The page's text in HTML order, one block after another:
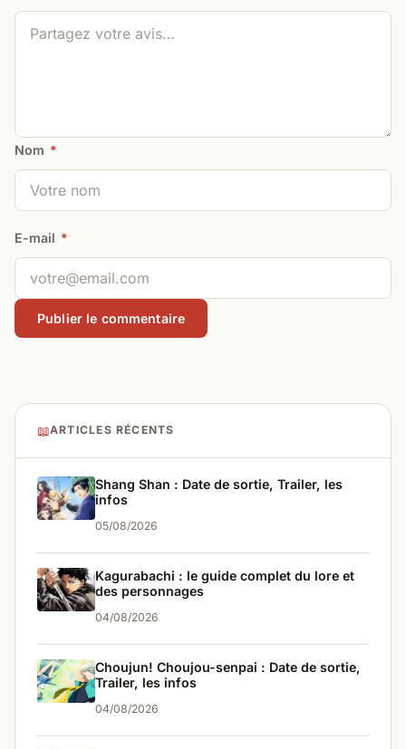
Nom *
E-mail *
📖ARTICLES RÉCENTS
Shang Shan : Date de sortie, Trailer, les
infos
05/08/2026
Kagurabachi : le guide complet du lore et
des personnages
04/08/2026
Choujun! Choujou-senpai : Date de sortie,
Trailer, les infos
04/08/2026